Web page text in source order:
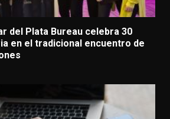
del Plata Bureau celebra 30
en el tradicional encuentro de